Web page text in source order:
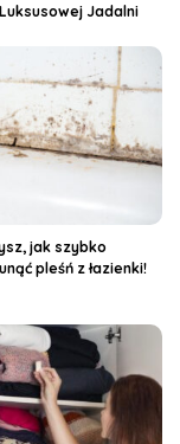
Jadalni
jak szybko
pleśń z łazienki!